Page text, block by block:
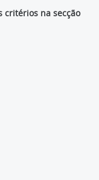
critérios na secção